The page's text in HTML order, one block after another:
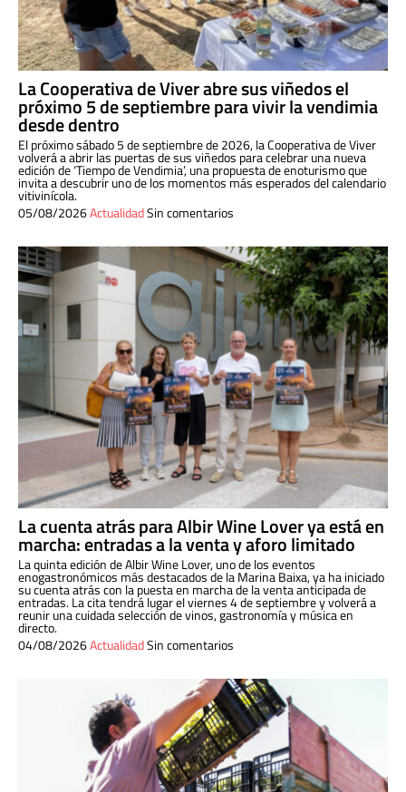
La Cooperativa de Viver abre sus viñedos el
próximo 5 de septiembre para vivir la vendimia
desde dentro
El próximo sábado 5 de septiembre de 2026, la Cooperativa de Viver
volverá a abrir las puertas de sus viñedos para celebrar una nueva
edición de ‘Tiempo de Vendimia’, una propuesta de enoturismo que
invita a descubrir uno de los momentos más esperados del calendario
vitivinícola.
05/08/2026ActualidadSin comentarios
La cuenta atrás para Albir Wine Lover ya está en
marcha: entradas a la venta y aforo limitado
La quinta edición de Albir Wine Lover, uno de los eventos
enogastronómicos más destacados de la Marina Baixa, ya ha iniciado
su cuenta atrás con la puesta en marcha de la venta anticipada de
entradas. La cita tendrá lugar el viernes 4 de septiembre y volverá a
reunir una cuidada selección de vinos, gastronomía y música en
directo.
04/08/2026ActualidadSin comentarios